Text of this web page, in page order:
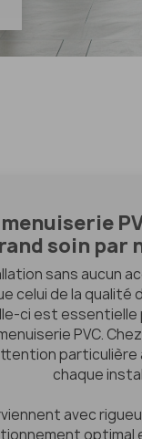
soin par
sans aucun
celui de la qualité
ci est
PVC.
particulière
chaque
avec
optimal